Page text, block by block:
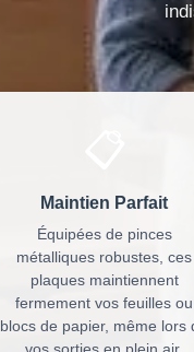
Maintien Parfait
Équipées de pinces
métalliques robustes, ces
plaques maintiennent
fermement vos feuilles ou
blocs de papier, même lors